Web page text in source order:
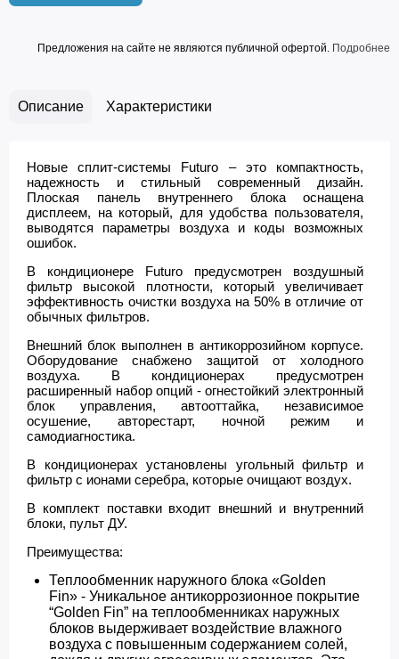
Предложения на сайте не являются публичной офертой. Подробнее
Описание Характеристики
Новые сплит-системы Futuro – это компактность,
надежность и стильный современный дизайн.
Плоская панель внутреннего блока оснащена
дисплеем, на который, для удобства пользователя,
выводятся параметры воздуха и коды возможных
ошибок.
В кондиционере Futuro предусмотрен воздушный
фильтр высокой плотности, который увеличивает
эффективность очистки воздуха на 50% в отличие от
обычных фильтров.
Внешний блок выполнен в антикоррозийном корпусе.
Оборудование снабжено защитой от холодного
воздуха. В кондиционерах предусмотрен
расширенный набор опций - огнестойкий электронный
блок управления, автооттайка, независимое
осушение, авторестарт, ночной режим и
самодиагностика.
В кондиционерах установлены угольный фильтр и
фильтр с ионами серебра, которые очищают воздух.
В комплект поставки входит внешний и внутренний
блоки, пульт ДУ.
Преимущества:
Теплообменник наружного блока «Golden
Fin» - Уникальное антикоррозионное покрытие
“Golden Fin” на теплообменниках наружных
блоков выдерживает воздействие влажного
воздуха с повышенным содержанием солей,